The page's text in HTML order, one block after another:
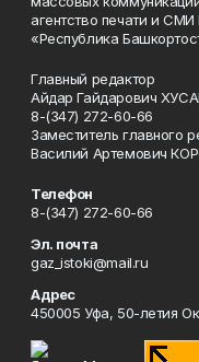
агентство печати и
«Республика
Главный редактор
Айдар Гайдарович
8-(347) 272-60-66
Заместитель главного
Василий Артемович
Телефон
8-(347) 272-60-66
Эл. почта
gaz_istoki@mail.ru
Адрес
450005 Уфа, 50-летия